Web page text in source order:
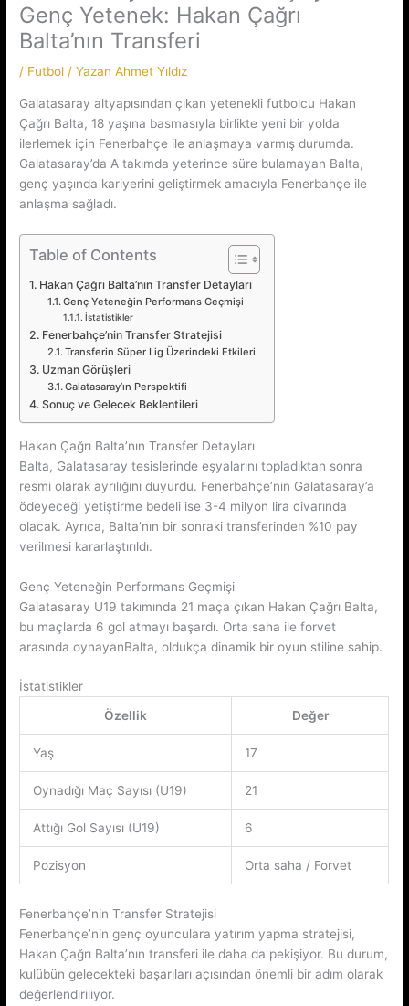
Genç Yetenek: Hakan Çağrı
Balta’nın Transferi
/ Futbol / Yazan Ahmet Yıldız
Galatasaray altyapısından çıkan yetenekli futbolcu Hakan
Çağrı Balta, 18 yaşına basmasıyla birlikte yeni bir yolda
ilerlemek için Fenerbahçe ile anlaşmaya varmış durumda.
Galatasaray’da A takımda yeterince süre bulamayan Balta,
genç yaşında kariyerini geliştirmek amacıyla Fenerbahçe ile
anlaşma sağladı.
Table of Contents
Hakan Çağrı Balta’nın Transfer Detayları
Genç Yeteneğin Performans Geçmişi
İstatistikler
Fenerbahçe’nin Transfer Stratejisi
Transferin Süper Lig Üzerindeki Etkileri
Uzman Görüşleri
Galatasaray’ın Perspektifi
Sonuç ve Gelecek Beklentileri
Hakan Çağrı Balta’nın Transfer Detayları
Balta, Galatasaray tesislerinde eşyalarını topladıktan sonra
resmi olarak ayrılığını duyurdu. Fenerbahçe’nin Galatasaray’a
ödeyeceği yetiştirme bedeli ise 3-4 milyon lira civarında
olacak. Ayrıca, Balta’nın bir sonraki transferinden %10 pay
verilmesi kararlaştırıldı.
Genç Yeteneğin Performans Geçmişi
Galatasaray U19 takımında 21 maça çıkan Hakan Çağrı Balta,
bu maçlarda 6 gol atmayı başardı. Orta saha ile forvet
arasında oynayanBalta, oldukça dinamik bir oyun stiline sahip.
İstatistikler
Özellik
Değer
Yaş 17
Oynadığı Maç Sayısı (U19) 21
Attığı Gol Sayısı (U19) 6
Pozisyon Orta saha / Forvet
Fenerbahçe’nin Transfer Stratejisi
Fenerbahçe’nin genç oyunculara yatırım yapma stratejisi,
Hakan Çağrı Balta’nın transferi ile daha da pekişiyor. Bu durum,
kulübün gelecekteki başarıları açısından önemli bir adım olarak
değerlendiriliyor.